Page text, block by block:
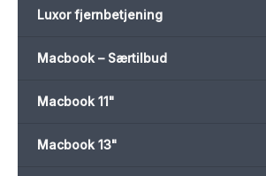
Luxor fjernbetjening
Macbook – Særtilbud
Macbook 11"
Macbook 13"